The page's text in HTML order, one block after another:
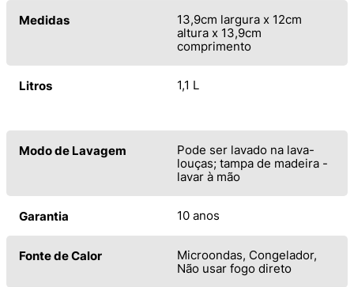
Medidas
13,9cm largura x 12cm
altura x 13,9cm
comprimento
Litros 1,1 L
Modo de Lavagem
Pode ser lavado na lava-
louças; tampa de madeira -
lavar à mão
Garantia 10 anos
Fonte de Calor
Microondas, Congelador,
Não usar fogo direto